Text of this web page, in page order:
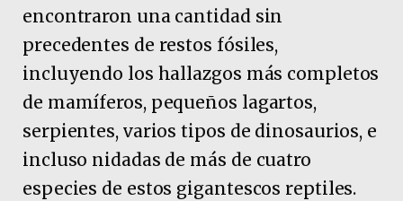
encontraron una cantidad sin
precedentes de restos fósiles,
incluyendo los hallazgos más completos
de mamíferos, pequeños lagartos,
serpientes, varios tipos de dinosaurios, e
incluso nidadas de más de cuatro
especies de estos gigantescos reptiles.